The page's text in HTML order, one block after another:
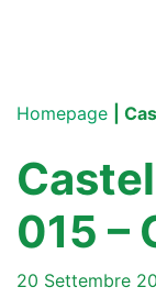
Homepage |
015 –
20 Settembre